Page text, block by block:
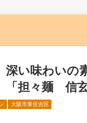
深い味わいの
「担々麺 信玄
大阪市東住吉区